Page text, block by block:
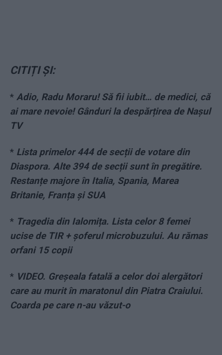
CITIȚI ȘI:
* Adio, Radu Moraru! Să fii iubit… de medici, că
ai mare nevoie! Gânduri la despărțirea de Nașul
TV
* Lista primelor 444 de secții de votare din
Diaspora. Alte 394 de secții sunt în pregătire.
Restanțe majore în Italia, Spania, Marea
Britanie, Franța și SUA
* Tragedia din Ialomița. Lista celor 8 femei
ucise de TIR + șoferul microbuzului. Au rămas
orfani 15 copii
* VIDEO. Greșeala fatală a celor doi alergători
care au murit în maratonul din Piatra Craiului.
Coarda pe care n-au văzut-o